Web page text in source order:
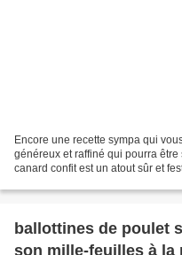
Encore une recette sympa qui
généreux et raffiné qui pourra être
canard confit est un atout sûr et
ballottines de poulet
son mille-feuilles à la